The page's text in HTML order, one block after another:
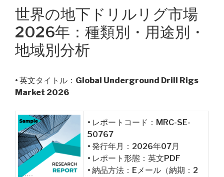
世界の地下ドリルリグ市場
2026年：種類別・用途別・
地域別分析
• 英文タイトル： Global Underground Drill Rigs
Market 2026
• レポートコード：MRC-SE-
50767
• 発行年月：2026年07月
• レポート形態：英文PDF
• 納品方法：Eメール（納期：2